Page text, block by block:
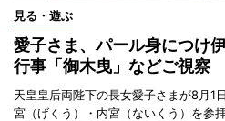
見る・遊ぶ
愛子さま、パール身につけ
行事「御木曳」などご視察
天皇皇后両陛下の長女愛子さまが8月1
宮（げくう）・内宮（ないくう）を参